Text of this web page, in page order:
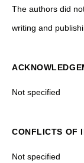
The authors did
writing and
Not specified
CONFLICTS OF
Not specified